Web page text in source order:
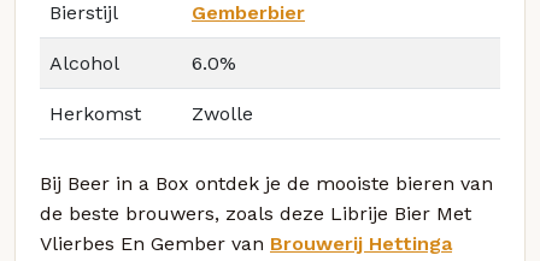
Bierstijl Gemberbier
Alcohol 6.0%
Herkomst Zwolle
Bij Beer in a Box ontdek je de mooiste bieren van
de beste brouwers, zoals deze Librije Bier Met
Vlierbes En Gember van Brouwerij Hettinga